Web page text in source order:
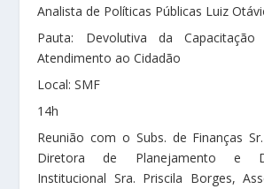
Analista de Políticas Públicas Luiz
Pauta: Devolutiva da
Atendimento ao Cidadão
Local: SMF
14h
Reunião com o Subs. de Finanças
Diretora de Planejamento e
Institucional Sra. Priscila Borges,